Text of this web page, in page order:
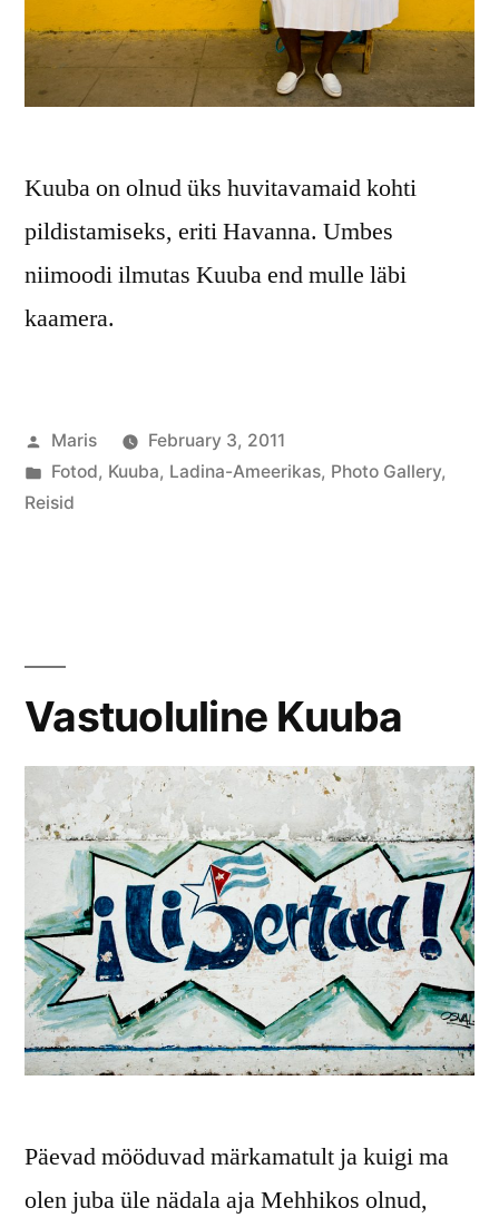
Kuuba on olnud üks huvitavamaid kohti
pildistamiseks, eriti Havanna. Umbes
niimoodi ilmutas Kuuba end mulle läbi
kaamera.
Posted
by
Maris
February 3, 2011
Posted
in
Fotod, Kuuba, Ladina-Ameerikas, Photo Gallery,
Reisid
Vastuoluline Kuuba
Päevad mööduvad märkamatult ja kuigi ma
olen juba üle nädala aja Mehhikos olnud,